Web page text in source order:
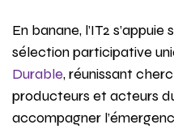
En banane, l’IT2
sélection participative
Durable, réunissant
producteurs et acteurs
accompagner